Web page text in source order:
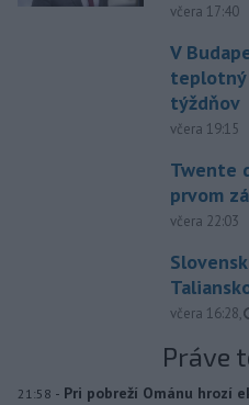
včera 17:40
V
týždňov
včera 19:15
Twente
prvom
včera 22:03
včera 16:28,
Práve
21:58 - Pri pobreží Ománu hrozí